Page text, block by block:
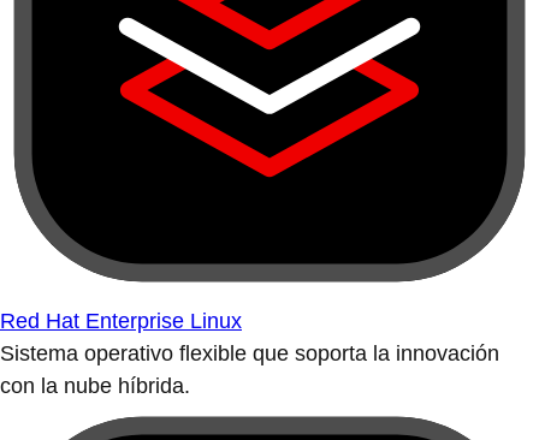
Red Hat Enterprise Linux
Sistema operativo flexible que soporta la innovación
con la nube híbrida.